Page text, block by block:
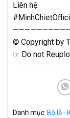
Liên hệ:
© Copyright by
☞ Do not
Danh mục: Bộ lễ -